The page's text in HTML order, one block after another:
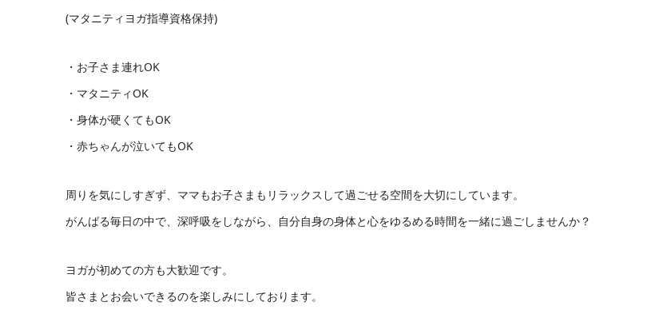
(マタニティヨガ指導資格保持)
・お子さま連れOK
・マタニティOK
・身体が硬くてもOK
・赤ちゃんが泣いてもOK
周りを気にしすぎず、ママもお子さまもリラックスして過ごせる空間を大切にしています。
がんばる毎日の中で、深呼吸をしながら、自分自身の身体と心をゆるめる時間を一緒に過ごしませんか？
ヨガが初めての方も大歓迎です。
皆さまとお会いできるのを楽しみにしております。